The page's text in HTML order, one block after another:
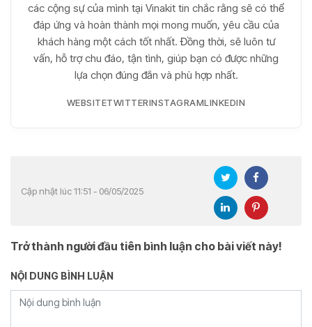
các cộng sự của mình tại Vinakit tin chắc rằng sẽ có thể
đáp ứng và hoàn thành mọi mong muốn, yêu cầu của
khách hàng một cách tốt nhất. Đồng thời, sẽ luôn tư
vấn, hỗ trợ chu đáo, tận tình, giúp bạn có được những
lựa chọn đúng đắn và phù hợp nhất.
WEBSITETWITTERINSTAGRAMLINKEDIN
Cập nhật lúc 11:51 - 06/05/2025
Trở thành người đầu tiên bình luận cho bài viết này!
NỘI DUNG BÌNH LUẬN